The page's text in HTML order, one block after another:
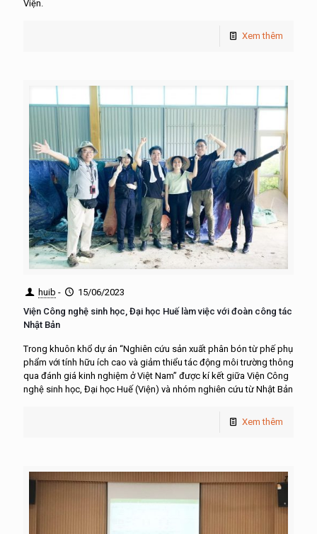
Viện.
Xem thêm
huib -
15/06/2023
Viện Công nghệ sinh học, Đại học Huế làm việc với đoàn công tác
Nhật Bản
Trong khuôn khổ dự án “Nghiên cứu sản xuất phân bón từ phế phụ
phẩm với tính hữu ích cao và giảm thiểu tác động môi trường thông
qua đánh giá kinh nghiệm ở Việt Nam” được kí kết giữa Viện Công
nghệ sinh học, Đại học Huế (Viện) và nhóm nghiên cứu từ Nhật Bản
Xem thêm